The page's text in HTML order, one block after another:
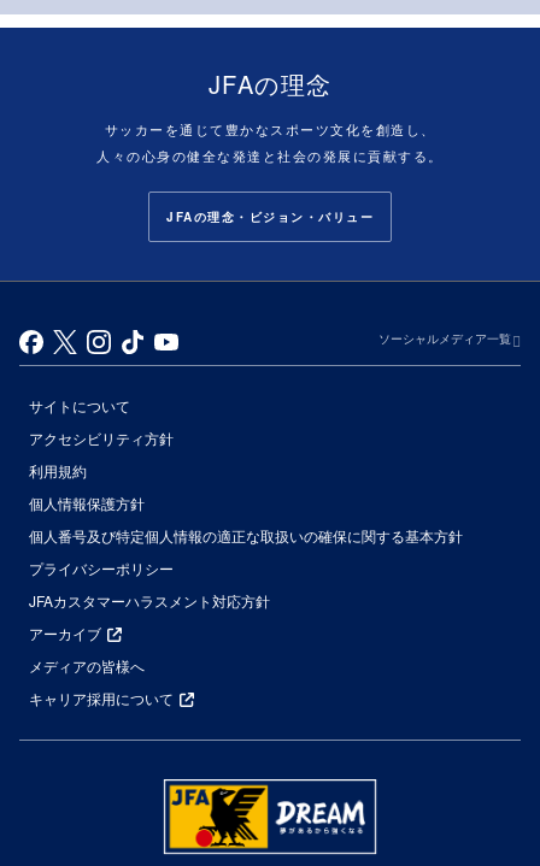
JFAの理念
サッカーを通じて豊かなスポーツ文化を創造し、
人々の心身の健全な発達と社会の発展に貢献する。
JFAの理念・ビジョン・バリュー
ソーシャルメディア一覧
サイトについて
アクセシビリティ方針
利用規約
個人情報保護方針
個人番号及び特定個人情報の適正な取扱いの確保に関する基本方針
プライバシーポリシー
JFAカスタマーハラスメント対応方針
アーカイブ
メディアの皆様へ
キャリア採用について